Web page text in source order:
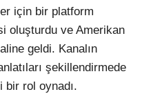
için bir platform
oluşturdu ve Amerikan
geldi. Kanalın
şekillendirmede
rol oynadı.